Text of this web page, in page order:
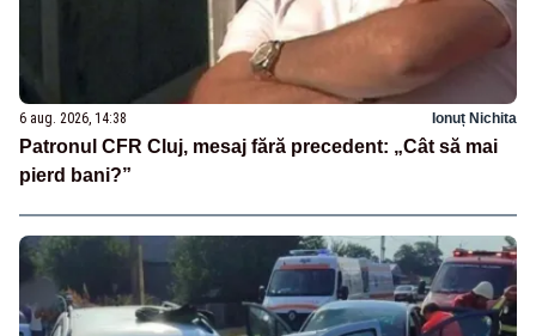
6 aug. 2026, 14:38 Ionuț Nichita
Patronul CFR Cluj, mesaj fără precedent: „Cât să mai
pierd bani?”